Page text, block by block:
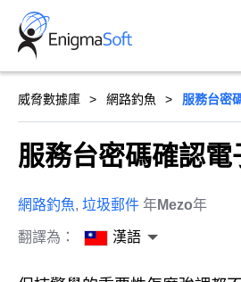
Skip
content
威脅數據庫 網路釣魚 服務台密
服務台密碼確認
網路釣魚, 垃圾郵件 年Mezo年
翻譯為： 漢語